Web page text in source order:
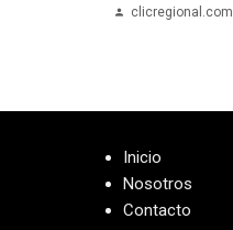
clicregional.com
Inicio
Nosotros
Contacto